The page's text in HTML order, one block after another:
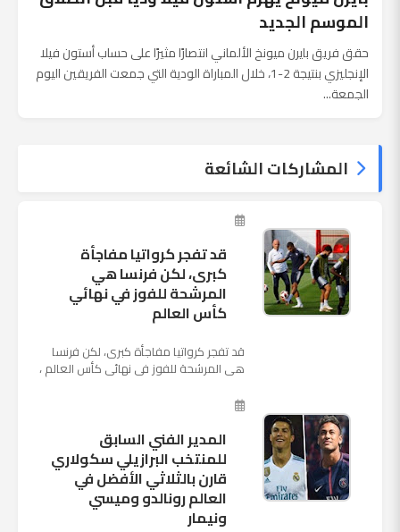
الموسم الجديد
حقق فريق بايرن ميونخ الألماني انتصارًا مثيرًا على حساب أستون فيلا
الإنجليزي بنتيجة 2-1، خلال المباراة الودية التي جمعت الفريقين اليوم
الجمعة...
المشاركات الشائعة
قد تفجر كرواتيا مفاجأة
كبرى، لكن فرنسا هي
المرشحة للفوز في نهائي
كأس العالم
قد تفجر كرواتيا مفاجأة كبرى، لكن فرنسا
هي المرشحة للفوز في نهائي كأس العالم ،
الروسية في يوم شديد الح...
المدير الفني السابق
للمنتخب البرازيلي سكولاري
قارن بالثلاثي الأفضل في
العالم رونالدو وميسي
ونيمار